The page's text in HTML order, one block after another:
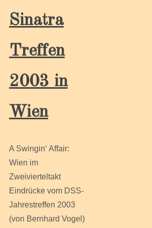
Sinatra
Treffen
2003 in
Wien
A Swingin‘ Affair:
Wien im
Zweivierteltakt
Eindrücke vom DSS-
Jahrestreffen 2003
(von Bernhard Vogel)